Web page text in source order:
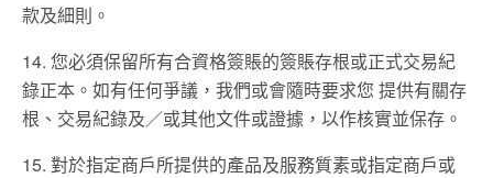
款及細則。
14. 您必須保留所有合資格簽賬的簽賬存根或正式交易紀
錄正本。如有任何爭議，我們或會隨時要求您 提供有關存
根、交易紀錄及／或其他文件或證據，以作核實並保存。
15. 對於指定商⼾所提供的產品及服務質素或指定商⼾或